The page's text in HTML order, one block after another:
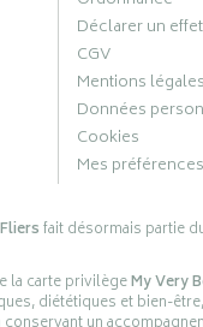
Déclarer un
CGV
Mentions légales
Données
Cookies
Mes
fait désormais partie
la carte privilègeMy Very
diététiques et bien-